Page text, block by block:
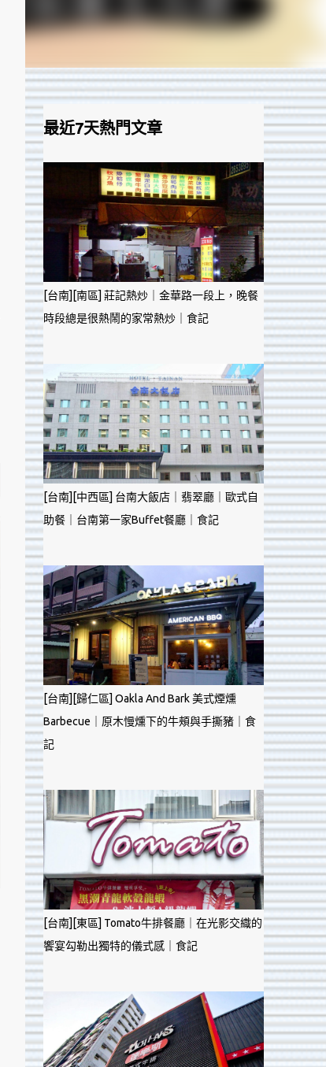
最近7天熱門文章
[台南][南區] 莊記熱炒｜金華路一段上，晚餐
時段總是很熱鬧的家常熱炒｜食記
[台南][中西區] 台南大飯店｜翡翠廳｜歐式自
助餐｜台南第一家Buffet餐廳｜食記
[台南][歸仁區] Oakla And Bark 美式煙燻
Barbecue｜原木慢燻下的牛頰與手撕豬｜食
記
[台南][東區] Tomato牛排餐廳｜在光影交織的
饗宴勾勒出獨特的儀式感｜食記